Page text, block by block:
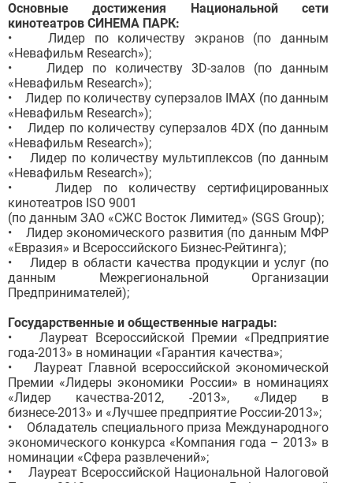
Основные достижения Национальной сети
кинотеатров СИНЕМА ПАРК:
• Лидер по количеству экранов (по данным
«Невафильм Research»);
• Лидер по количеству 3D-залов (по данным
«Невафильм Research»);
• Лидер по количеству суперзалов IMAX (по данным
«Невафильм Research»);
• Лидер по количеству суперзалов 4DX (по данным
«Невафильм Research»);
• Лидер по количеству мультиплексов (по данным
«Невафильм Research»);
• Лидер по количеству сертифицированных
кинотеатров ISO 9001
(по данным ЗАО «СЖС Восток Лимитед» (SGS Group);
• Лидер экономического развития (по данным МФР
«Евразия» и Всероссийского Бизнес-Рейтинга);
• Лидер в области качества продукции и услуг (по
данным Межрегиональной Организации
Предпринимателей);
Государственные и общественные награды:
• Лауреат Всероссийской Премии «Предприятие
года-2013» в номинации «Гарантия качества»;
• Лауреат Главной всероссийской экономической
Премии «Лидеры экономики России» в номинациях
«Лидер качества-2012, -2013», «Лидер в
бизнесе-2013» и «Лучшее предприятие России-2013»;
• Обладатель специального приза Международного
экономического конкурса «Компания года – 2013» в
номинации «Сфера развлечений»;
• Лауреат Всероссийской Национальной Налоговой